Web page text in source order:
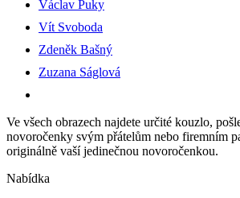
Václav Puky
Vít Svoboda
Zdeněk Bašný
Zuzana Ságlová
Ve všech obrazech najdete určité kouzlo,
novoročenky svým přátelům nebo firemním
originálně vaší jedinečnou novoročenkou.
Nabídka